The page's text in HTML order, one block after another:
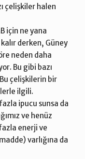
çelişkiler halen
için ne yana
derken, Güney
neden daha
Bu gibi bazı
çelişkilerin bir
ilgili.
ipucu sunsa da
ve henüz
enerji ve
varlığına da